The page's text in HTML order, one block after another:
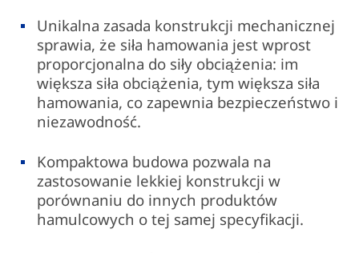
Unikalna zasada konstrukcji mechanicznej
sprawia, że siła hamowania jest wprost
proporcjonalna do siły obciążenia: im
większa siła obciążenia, tym większa siła
hamowania, co zapewnia bezpieczeństwo i
niezawodność.
Kompaktowa budowa pozwala na
zastosowanie lekkiej konstrukcji w
porównaniu do innych produktów
hamulcowych o tej samej specyfikacji.